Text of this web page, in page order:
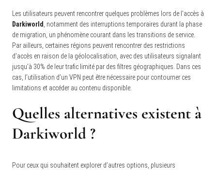
Les utilisateurs peuvent rencontrer quelques problèmes lors de l’accès à
Darkiworld
, notamment des interruptions temporaires durant la phase
de migration, un phénomène courant dans les transitions de service.
Par ailleurs, certaines régions peuvent rencontrer des restrictions
d’accès en raison de la géolocalisation, avec des utilisateurs signalant
jusqu’à 30% de leur trafic limité par des filtres géographiques. Dans ces
cas, l’utilisation d’un VPN peut être nécessaire pour contourner ces
limitations et accéder au contenu disponible.
Quelles alternatives existent à
Darkiworld ?
Pour ceux qui souhaitent explorer d’autres options, plusieurs